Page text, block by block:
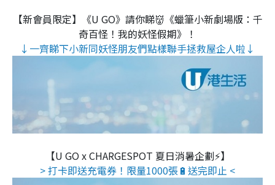
【新會員限定】《U GO》請你睇👹《蠟筆小新劇場版：千
奇百怪！我的妖怪假期》！
↓一齊睇下小新同妖怪朋友們點樣聯手拯救屋企人啦↓
【U GO x CHARGESPOT 夏日消暑企劃⚡】
> 打卡即送充電券！限量1000張🔋送完即止 <